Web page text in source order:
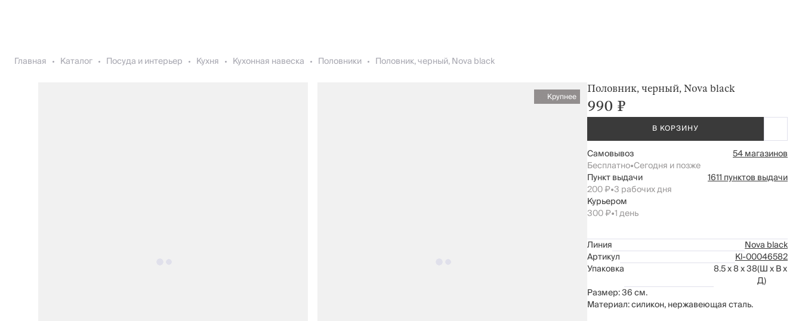
Главная Каталог Посуда и интерьер Кухня Кухонная навеска Половники Половник, черный, Nova black
Крупнее
Половник, черный, Nova black
990 ₽
В КОРЗИНУ
Самовывоз
54 магазинов
Бесплатно•Сегодня и позже
Пункт выдачи
1611 пунктов выдачи
200 ₽•3 рабочих дня
Курьером
300 ₽•1 день
Линия
Nova black
Артикул
Kl-00046582
Упаковка
8.5 x 8 x 38(Ш x В x
Д)
Размер: 36 см.
Материал: силикон, нержавеющая сталь.